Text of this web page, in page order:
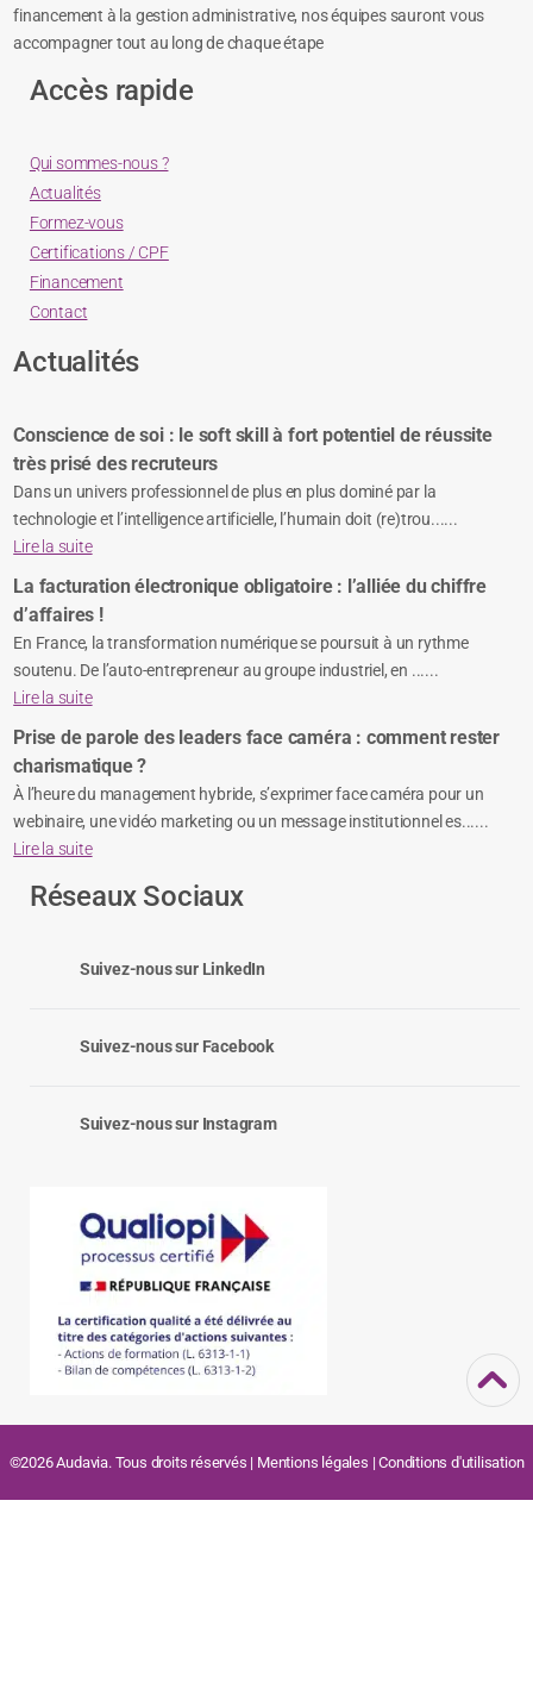
financement à la gestion administrative, nos équipes sauront vous
accompagner tout au long de chaque étape
Accès rapide
Qui sommes-nous ?
Actualités
Formez-vous
Certifications / CPF
Financement
Contact
Actualités
Conscience de soi : le soft skill à fort potentiel de réussite
très prisé des recruteurs
Dans un univers professionnel de plus en plus dominé par la
technologie et l’intelligence artificielle, l’humain doit (re)trou......
Lire la suite
La facturation électronique obligatoire : l’alliée du chiffre
d’affaires !
En France, la transformation numérique se poursuit à un rythme
soutenu. De l’auto-entrepreneur au groupe industriel, en ......
Lire la suite
Prise de parole des leaders face caméra : comment rester
charismatique ?
À l’heure du management hybride, s’exprimer face caméra pour un
webinaire, une vidéo marketing ou un message institutionnel es......
Lire la suite
Réseaux Sociaux
Suivez-nous sur LinkedIn
Suivez-nous sur Facebook
Suivez-nous sur Instagram
©2026 Audavia. Tous droits réservés | Mentions légales |Conditions d'utilisation